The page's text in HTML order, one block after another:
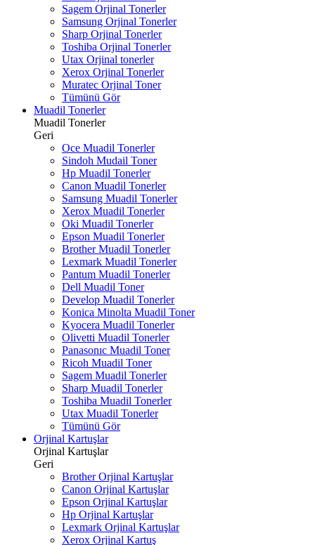
Sagem Orjinal Tonerler
Samsung Orjinal Tonerler
Sharp Orjinal Tonerler
Toshiba Orjinal Tonerler
Utax Orjinal tonerler
Xerox Orjinal Tonerler
Muratec Orjinal Toner
Tümünü Gör
Muadil Tonerler
Muadil Tonerler
Geri
Oce Muadil Tonerler
Sindoh Mudail Toner
Hp Muadil Tonerler
Canon Muadil Tonerler
Samsung Muadil Tonerler
Xerox Muadil Tonerler
Oki Muadil Tonerler
Epson Muadil Tonerler
Brother Muadil Tonerler
Lexmark Muadil Tonerler
Pantum Muadil Tonerler
Dell Muadil Toner
Develop Muadil Tonerler
Konica Minolta Muadil Toner
Kyocera Muadil Tonerler
Olivetti Muadil Tonerler
Panasonıc Muadil Toner
Ricoh Muadil Toner
Sagem Muadil Tonerler
Sharp Muadil Tonerler
Toshiba Muadil Tonerler
Utax Muadil Tonerler
Tümünü Gör
Orjinal Kartuşlar
Orjinal Kartuşlar
Geri
Brother Orjinal Kartuşlar
Canon Orjinal Kartuşlar
Epson Orjinal Kartuşlar
Hp Orjinal Kartuşlar
Lexmark Orjinal Kartuşlar
Xerox Orjinal Kartuş